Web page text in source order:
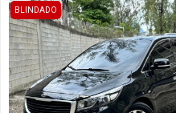
BLINDADO